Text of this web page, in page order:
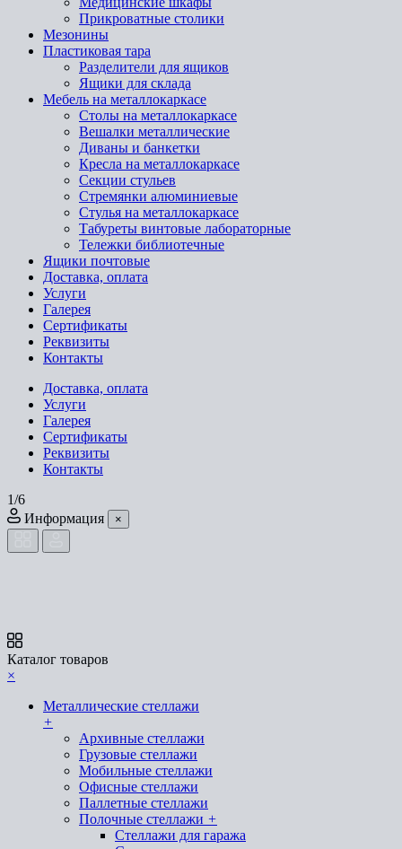
Прикроватные столики
Мезонины
Пластиковая тара
Разделители для ящиков
Ящики для склада
Мебель на металлокаркасе
Cтолы на металлокаркасе
Вешалки металлические
Диваны и банкетки
Кресла на металлокаркасе
Секции стульев
Стремянки алюминиевые
Стулья на металлокаркасе
Табуреты винтовые лабораторные
Тележки библиотечные
Ящики почтовые
Доставка, оплата
Услуги
Галерея
Сертификаты
Реквизиты
Контакты
Доставка, оплата
Услуги
Галерея
Сертификаты
Реквизиты
Контакты
1/6
Информация
×
Каталог товаров
×
Металлические стеллажи
+
Архивные стеллажи
Грузовые стеллажи
Мобильные стеллажи
Офисные стеллажи
Паллетные стеллажи
Полочные стеллажи +
Стеллажи для гаража